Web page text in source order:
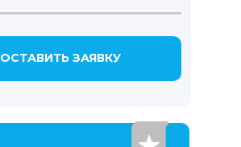
ОСТАВИТЬ ЗАЯВКУ